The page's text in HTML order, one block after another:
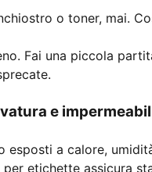
o toner, mai.
Fai una piccola
e
esposti a calore,
etichette assicura